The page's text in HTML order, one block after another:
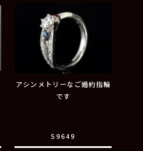
アシンメトリーなご婚約指輪
です
S9649